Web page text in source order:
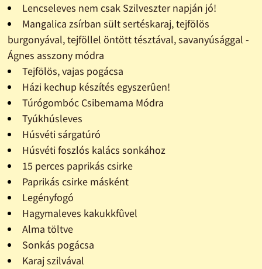
Lencseleves nem csak Szilveszter napján jó!
Mangalica zsírban sült sertéskaraj, tejfölös
burgonyával, tejföllel öntött tésztával, savanyúsággal -
Ágnes asszony módra
Tejfölös, vajas pogácsa
Házi kechup készítés egyszerûen!
Túrógombóc Csibemama Módra
Tyúkhúsleves
Húsvéti sárgatúró
Húsvéti foszlós kalács sonkához
15 perces paprikás csirke
Paprikás csirke másként
Legényfogó
Hagymaleves kakukkfûvel
Alma töltve
Sonkás pogácsa
Karaj szilvával